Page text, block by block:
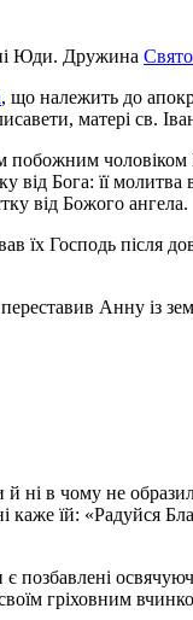
Юди. Дружина
, що належить до
матері св.
побожним
від Бога: її
від Божого ангела.
Господь після
Анну із
ні в чому не
каже їй: «Радуйся
позбавлені
гріховним